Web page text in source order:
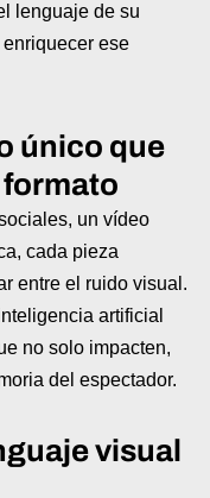
lenguaje de su
ese
único que
un vídeo
cada pieza
entre el ruido visual.
artificial
no solo impacten,
del espectador.
visual